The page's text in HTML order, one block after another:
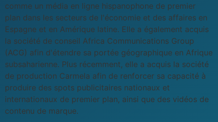
comme un média en ligne hispanophone de premier
plan dans les secteurs de l'économie et des affaires en
Espagne et en Amérique latine. Elle a également acquis
la société de conseil Africa Communications Group
(ACG) afin d'étendre sa portée géographique en Afrique
subsaharienne. Plus récemment, elle a acquis la société
de production Carmela afin de renforcer sa capacité à
produire des spots publicitaires nationaux et
internationaux de premier plan, ainsi que des vidéos de
contenu de marque.